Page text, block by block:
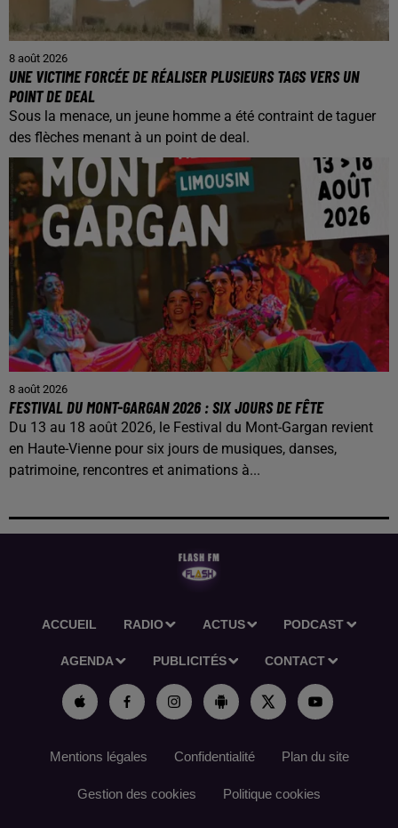
8 août 2026
UNE VICTIME FORCÉE DE RÉALISER PLUSIEURS TAGS VERS UN
POINT DE DEAL
Sous la menace, un jeune homme a été contraint de taguer
des flèches menant à un point de deal.
8 août 2026
FESTIVAL DU MONT-GARGAN 2026 : SIX JOURS DE FÊTE
Du 13 au 18 août 2026, le Festival du Mont-Gargan revient
en Haute-Vienne pour six jours de musiques, danses,
patrimoine, rencontres et animations à...
ACCUEIL RADIO ACTUS PODCAST
AGENDA PUBLICITÉS CONTACT
Mentions légales Confidentialité Plan du site
Gestion des cookies Politique cookies